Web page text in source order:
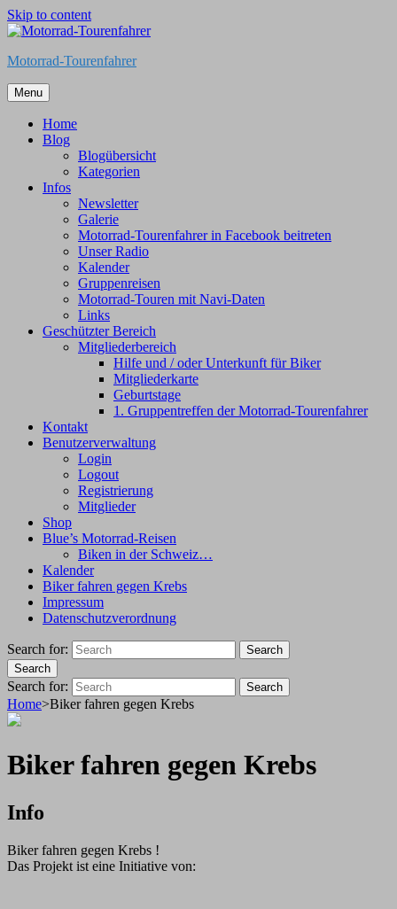
Skip to content
Motorrad-Tourenfahrer
Menu
Home
Blog
Blogübersicht
Kategorien
Infos
Newsletter
Galerie
Motorrad-Tourenfahrer in Facebook beitreten
Unser Radio
Kalender
Gruppenreisen
Motorrad-Touren mit Navi-Daten
Links
Geschützter Bereich
Mitgliederbereich
Hilfe und / oder Unterkunft für Biker
Mitgliederkarte
Geburtstage
1. Gruppentreffen der Motorrad-Tourenfahrer
Kontakt
Benutzerverwaltung
Login
Logout
Registrierung
Mitglieder
Shop
Blue’s Motorrad-Reisen
Biken in der Schweiz…
Kalender
Biker fahren gegen Krebs
Impressum
Datenschutzverordnung
Search for:
Search
Search
Search for: Search
Home>Biker fahren gegen Krebs
Biker fahren gegen Krebs
Info
Biker fahren gegen Krebs !
Das Projekt ist eine Initiative von: